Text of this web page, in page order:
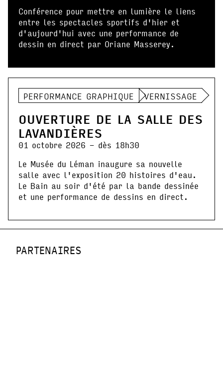
Conférence pour mettre en lumière le liens
entre les spectacles sportifs d'hier et
d'aujourd'hui avec une performance de
dessin en direct par Oriane Masserey.
PERFORMANCE GRAPHIQUE VERNISSAGE
OUVERTURE DE LA SALLE DES
LAVANDIÈRES
01 octobre 2026 - dès 18h30
Le Musée du Léman inaugure sa nouvelle
salle avec l'exposition 20 histoires d'eau.
Le Bain au soir d'été par la bande dessinée
et une performance de dessins en direct.
PARTENAIRES